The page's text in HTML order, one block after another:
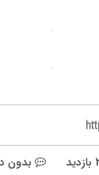
بدون